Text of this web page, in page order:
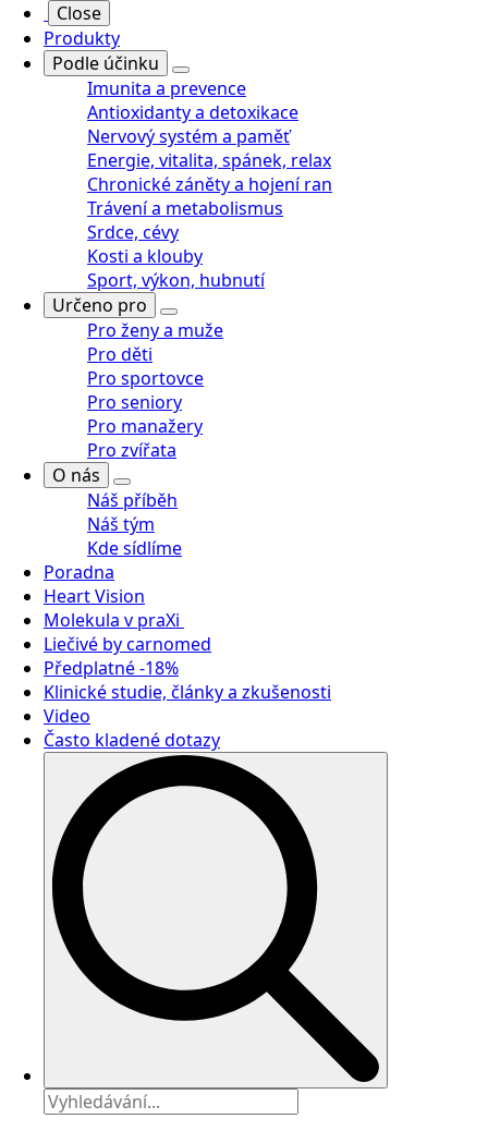
Close
Produkty
Podle účinku
Imunita a prevence
Antioxidanty a detoxikace
Nervový systém a paměť
Energie, vitalita, spánek, relax
Chronické záněty a hojení ran
Trávení a metabolismus
Srdce, cévy
Kosti a klouby
Sport, výkon, hubnutí
Určeno pro
Pro ženy a muže
Pro děti
Pro sportovce
Pro seniory
Pro manažery
Pro zvířata
O nás
Náš příběh
Náš tým
Kde sídlíme
Poradna
Heart Vision
Molekula v praXi
Liečivé by carnomed
Předplatné -18%
Klinické studie, články a zkušenosti
Video
Často kladené dotazy
Search